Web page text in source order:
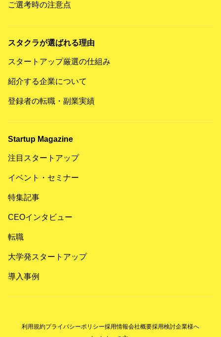
ご選考時の注意点
スタクラが選ばれる理由
スタートアップ厳選の仕組み
紹介する企業について
登録者の転職・副業実績
Startup Magazine
注目スタートアップ
イベント・セミナー
特集記事
CEOインタビュー
転職
大学発スタートアップ
導入事例
利用規約プライバシーポリシー採用情報会社概要採用検討企業様へ